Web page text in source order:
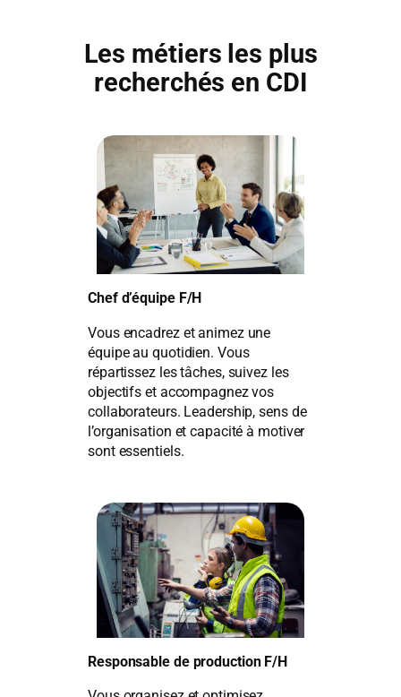
Les métiers les plus
recherchés en CDI
Chef d’équipe F/H
Vous encadrez et animez une
équipe au quotidien. Vous
répartissez les tâches, suivez les
objectifs et accompagnez vos
collaborateurs. Leadership, sens de
l’organisation et capacité à motiver
sont essentiels.
Responsable de production F/H